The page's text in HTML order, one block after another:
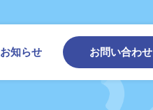
お知らせ お問い合わせ